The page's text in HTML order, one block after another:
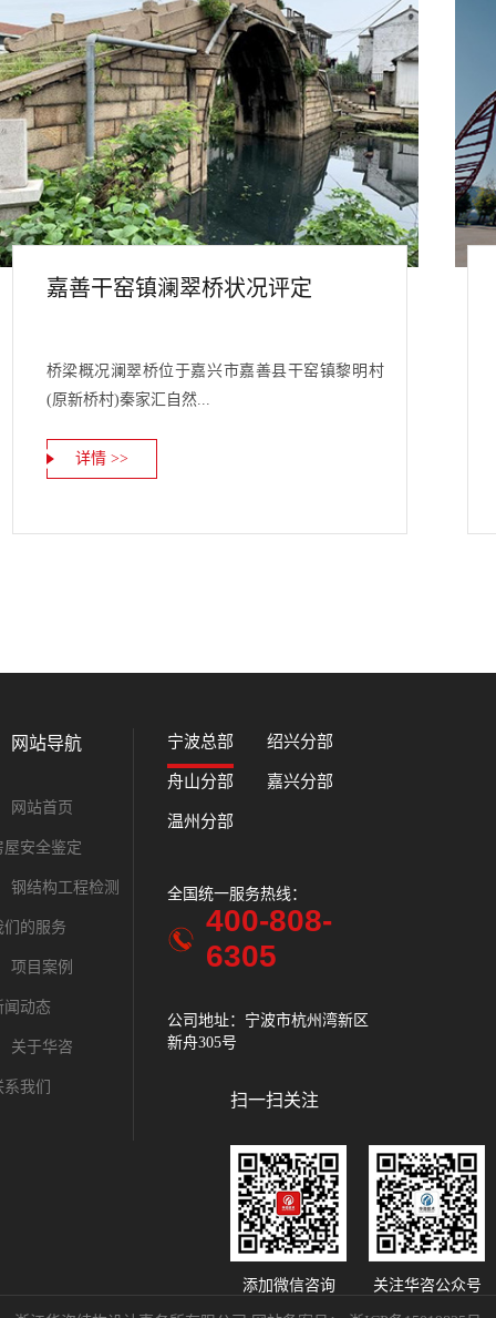
嘉善干窑镇澜翠桥状况评定
桥梁概况澜翠桥位于嘉兴市嘉善县干窑镇黎明村
(原新桥村)秦家汇自然...
详情 >>
网站导航
网站首页
屋安全鉴定
钢结构工程检测
们的服务
项目案例
闻动态
关于华咨
系我们
宁波总部 绍兴分部
舟山分部 嘉兴分部
温州分部
全国统一服务热线：
400-808-
6305
公司地址：宁波市杭州湾新区
新舟305号
扫一扫关注
添加微信咨询 关注华咨公众号